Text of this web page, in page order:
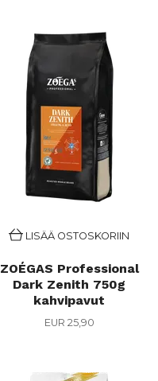
LISÄÄ OSTOSKORIIN
ZOÉGAS Professional
Dark Zenith 750g
kahvipavut
EUR 25,90